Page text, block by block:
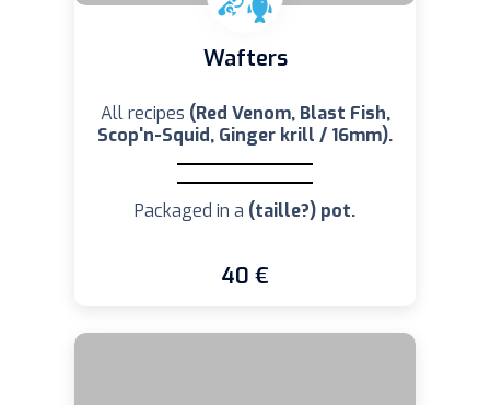
Wafters
All recipes (Red Venom, Blast Fish,
Scop'n-Squid, Ginger krill / 16mm).
Packaged in a (taille?) pot.
40 €